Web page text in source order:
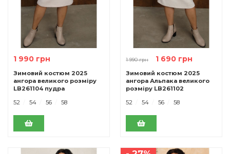
1 990 грн
Зимовий костюм 2025
ангора великого розміру
LB261104 пудра
52
54 56 58
1 990 грн 1 690 грн
Зимовий костюм 2025
ангора Альпака великого
розміру LB261102
52
54 56 58